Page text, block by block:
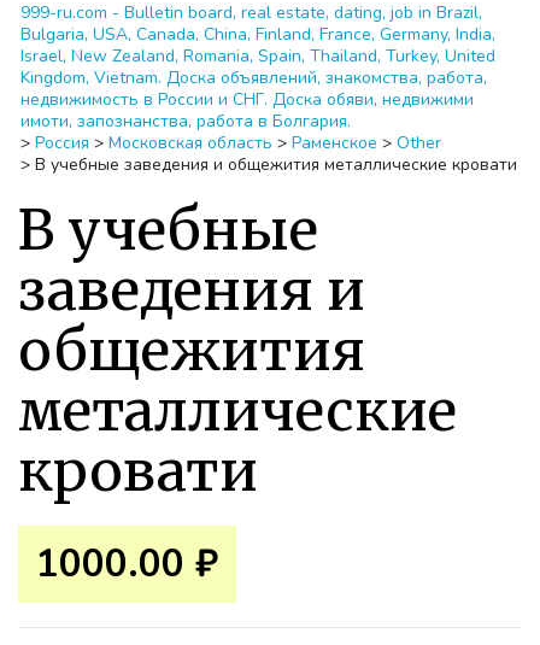
999-ru.com - Bulletin board, real estate, dating, job in Brazil,
Bulgaria, USA, Canada, China, Finland, France, Germany, India,
Israel, New Zealand, Romania, Spain, Thailand, Turkey, United
Kingdom, Vietnam. Доска объявлений, знакомства, работа,
недвижимость в России и СНГ. Доска обяви, недвижими
имоти, запознанства, работа в Болгария.
> Россия > Московская область > Раменское > Other
> В учебные заведения и общежития металлические кровати
В учебные
заведения и
общежития
металлические
кровати
1000.00 ₽